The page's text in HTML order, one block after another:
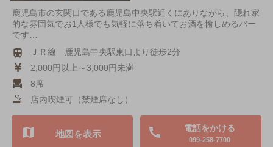
鹿児島市の玄関口である鹿児島中央駅近くにありながら、隠れ家
的な雰囲気でお1人様でも気軽に落ち着いてお酒を愉しめるバー
です…
ＪＲ線 鹿児島中央駅東口より徒歩2分
2,000円以上～3,000円未満
8席
店内喫煙可（禁煙席なし）
電話をかける
099-258-7700
地図を表示